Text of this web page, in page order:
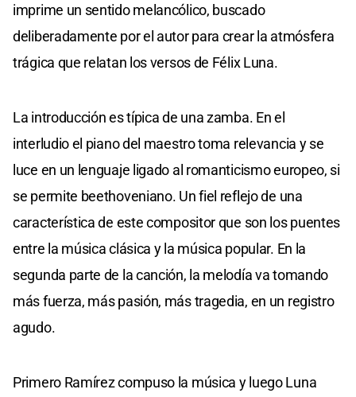
imprime un sentido melancólico, buscado
deliberadamente por el autor para crear la atmósfera
trágica que relatan los versos de Félix Luna.
La introducción es típica de una zamba. En el
interludio el piano del maestro toma relevancia y se
luce en un lenguaje ligado al romanticismo europeo, si
se permite beethoveniano. Un fiel reflejo de una
característica de este compositor que son los puentes
entre la música clásica y la música popular. En la
segunda parte de la canción, la melodía va tomando
más fuerza, más pasión, más tragedia, en un registro
agudo.
Primero Ramírez compuso la música y luego Luna